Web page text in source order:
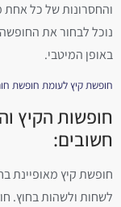
והחסרונות של כל אחת
נוכל לבחור את
באופן המיטבי.
חופשת קיץ לעומת חופשת
חופשות הקיץ
חשובים:
חופשת קיץ מאופיינת
לשחות ולשהות בחוץ.